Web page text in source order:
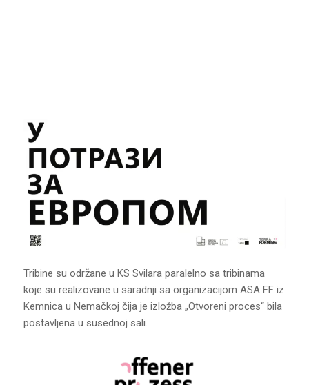
Tribine su održane u KS Svilara paralelno sa tribinama
koje su realizovane u saradnji sa organizacijom ASA FF iz
Kemnica u Nemačkoj čija je izložba „Otvoreni proces“ bila
postavljena u susednoj sali.